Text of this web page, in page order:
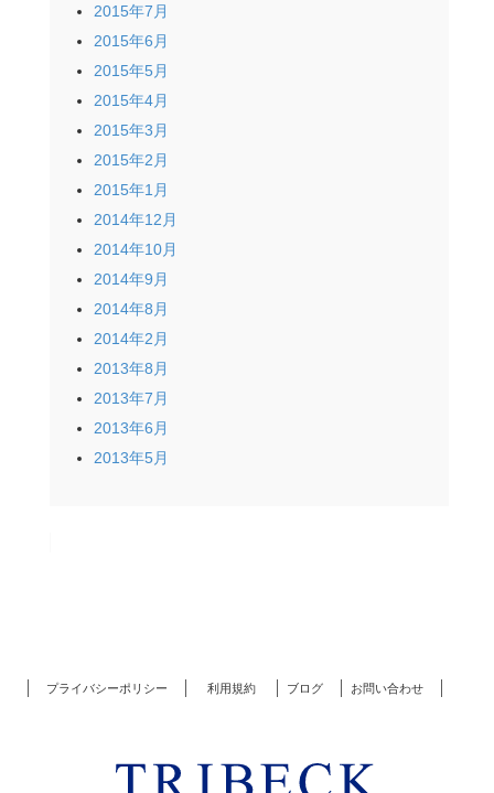
2015年7月
2015年6月
2015年5月
2015年4月
2015年3月
2015年2月
2015年1月
2014年12月
2014年10月
2014年9月
2014年8月
2014年2月
2013年8月
2013年7月
2013年6月
2013年5月
プライバシーポリシー 利用規約 ブログ お問い合わせ